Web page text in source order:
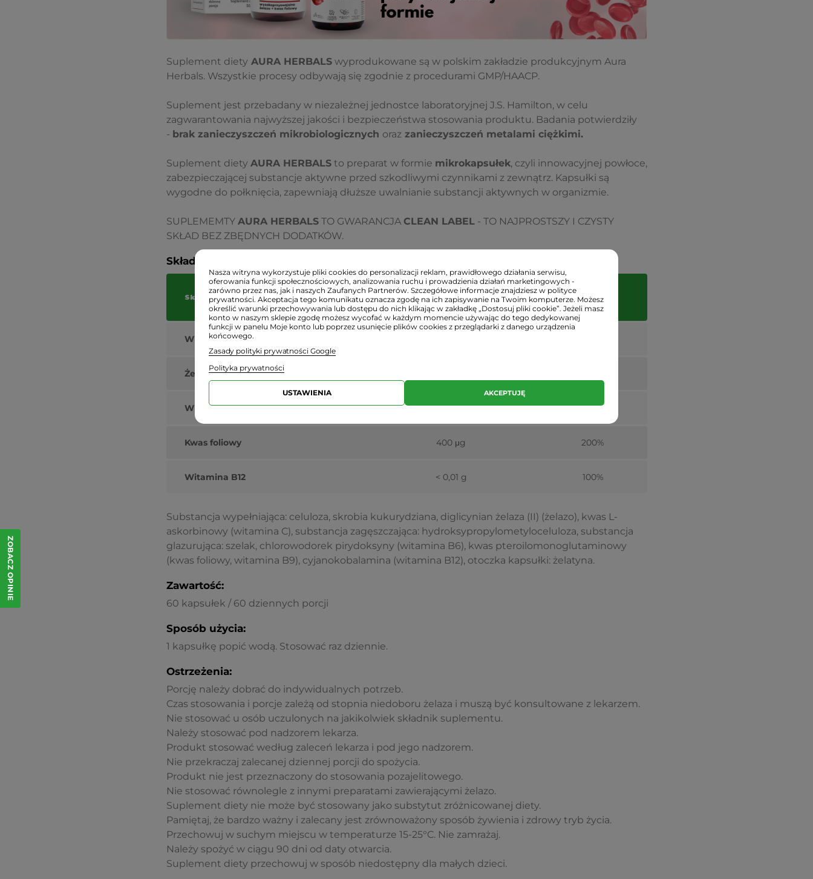
Suplement diety AURA HERBALSwyprodukowane są w polskim zakładzie produkcyjnym Aura
Herbals. Wszystkie procesy odbywają się zgodnie z procedurami GMP/HAACP.
Suplement jest przebadany w niezależnej jednostce laboratoryjnej J.S. Hamilton, w celu
zagwarantowania najwyższej jakości i bezpieczeństwa stosowania produktu. Badania potwierdziły
- brak zanieczyszczeń mikrobiologicznych orazzanieczyszczeń metalami ciężkimi.
Suplement diety AURA HERBALSto preparat w formie mikrokapsułek, czyli innowacyjnej powłoce,
zabezpieczającej substancje aktywne przed szkodliwymi czynnikami z zewnątrz. Kapsułki są
wygodne do połknięcia, zapewniają dłuższe uwalnianie substancji aktywnych w organizmie.
SUPLEMEMTY AURA HERBALSTO GWARANCJA CLEAN LABEL- TO NAJPROSTSZY I CZYSTY
SKŁAD BEZ ZBĘDNYCH DODATKÓW.
Składniki:
Składniki aktywne
Porcja dzienna
(1 kapsułka)
RWS
Witamina C
Żelazo
Witamina B6 1,4 mg 100%
Kwas foliowy 400 μg 200%
Witamina B12 < 0,01 g 100%
Substancja wypełniająca: celuloza, skrobia kukurydziana, diglicynian żelaza (II) (żelazo), kwas L-
askorbinowy (witamina C), substancja zagęszczająca: hydroksypropylometyloceluloza, substancja
glazurująca: szelak, chlorowodorek pirydoksyny (witamina B6), kwas pteroilomonoglutaminowy
(kwas foliowy, witamina B9), cyjanokobalamina (witamina B12), otoczka kapsułki: żelatyna.
Zawartość:
60 kapsułek / 60 dziennych porcji
Sposób użycia:
1 kapsułkę popić wodą. Stosować raz dziennie.
Ostrzeżenia:
Porcję należy dobrać do indywidualnych potrzeb.
Czas stosowania i porcje zależą od stopnia niedoboru żelaza i muszą być konsultowane z lekarzem.
Nie stosować u osób uczulonych na jakikolwiek składnik suplementu.
Należy stosować pod nadzorem lekarza.
Produkt stosować według zaleceń lekarza i pod jego nadzorem.
Nie przekraczaj zalecanej dziennej porcji do spożycia.
Produkt nie jest przeznaczony do stosowania pozajelitowego.
Nie stosować równolegle z innymi preparatami zawierającymi żelazo.
Suplement diety nie może być stosowany jako substytut zróżnicowanej diety.
Pamiętaj, że bardzo ważny i zalecany jest zrównoważony sposób żywienia i zdrowy tryb życia.
Przechowuj w suchym miejscu w temperaturze 15-25°C. Nie zamrażaj.
Należy spożyć w ciągu 90 dni od daty otwarcia.
Suplement diety przechowuj w sposób niedostępny dla małych dzieci.
Nasza witryna wykorzystuje pliki cookies do personalizacji reklam, prawidłowego działania serwisu,
oferowania funkcji społecznościowych, analizowania ruchu i prowadzienia działań marketingowych -
zarówno przez nas, jak i naszych Zaufanych Partnerów. Szczegółowe informacje znajdziesz w polityce
prywatności. Akceptacja tego komunikatu oznacza zgodę na ich zapisywanie na Twoim komputerze. Możesz
określić warunki przechowywania lub dostępu do nich klikając w zakładkę „Dostosuj pliki cookie”. Jeżeli masz
konto w naszym sklepie zgodę możesz wycofać w każdym momencie używając do tego dedykowanej
funkcji w panelu Moje konto lub poprzez usunięcie plików cookies z przeglądarki z danego urządzenia
końcowego.
Zasady polityki prywatności Google
Polityka prywatności
USTAWIENIA AKCEPTUJĘ
ZOBACZ OPINIE